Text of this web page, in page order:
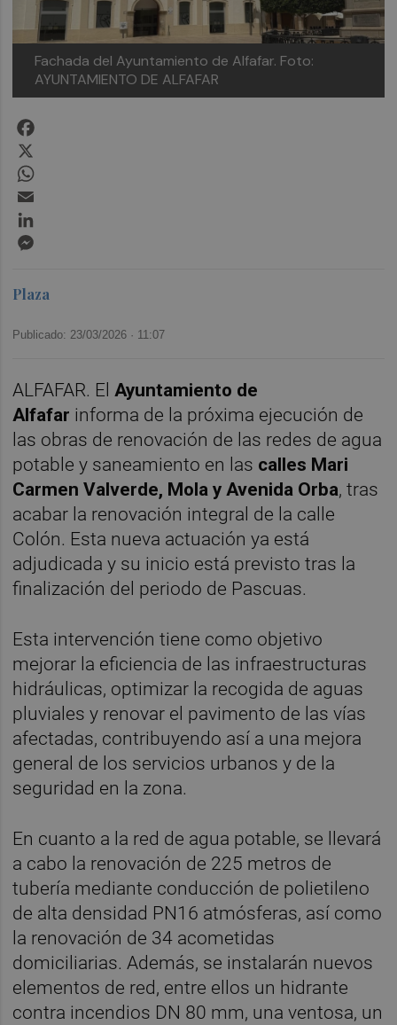
Fachada del Ayuntamiento de Alfafar. Foto:
AYUNTAMIENTO DE ALFAFAR
Plaza
Publicado: 23/03/2026 · 11:07
ALFAFAR. El Ayuntamiento de
Alfafar informa de la próxima ejecución de
las obras de renovación de las redes de agua
potable y saneamiento en las calles Mari
Carmen Valverde, Mola y Avenida Orba, tras
acabar la renovación integral de la calle
Colón. Esta nueva actuación ya está
adjudicada y su inicio está previsto tras la
finalización del periodo de Pascuas.
Esta intervención tiene como objetivo
mejorar la eficiencia de las infraestructuras
hidráulicas, optimizar la recogida de aguas
pluviales y renovar el pavimento de las vías
afectadas, contribuyendo así a una mejora
general de los servicios urbanos y de la
seguridad en la zona.
En cuanto a la red de agua potable, se llevará
a cabo la renovación de 225 metros de
tubería mediante conducción de polietileno
de alta densidad PN16 atmósferas, así como
la renovación de 34 acometidas
domiciliarias. Además, se instalarán nuevos
elementos de red, entre ellos un hidrante
contra incendios DN 80 mm, una ventosa, un